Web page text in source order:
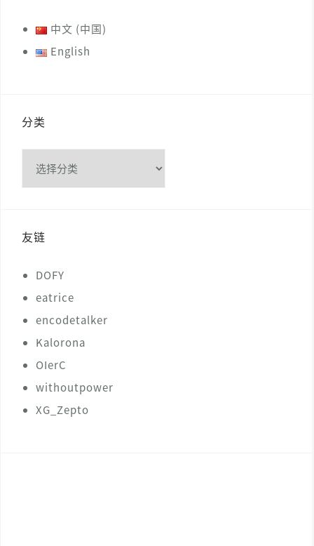
中文 (中国)
English
分类
友链
DOFY
eatrice
encodetalker
Kalorona
OIerC
withoutpower
XG_Zepto